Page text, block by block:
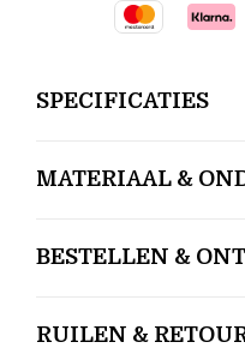
SPECIFICATIES
MATERIAAL &
BESTELLEN &
RUILEN &